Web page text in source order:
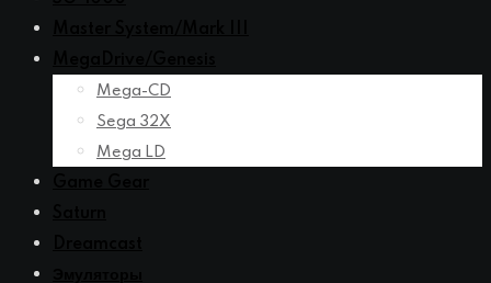
Mega-CD
Sega 32X
Mega LD